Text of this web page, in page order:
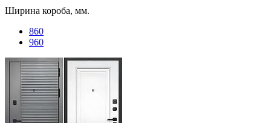
Ширина короба, мм.
860
960